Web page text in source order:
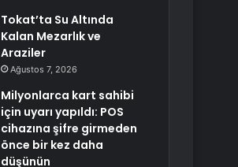
Tokat’ta Su Altında
Kalan Mezarlık ve
Araziler
Ağustos 7, 2026
Milyonlarca kart sahibi
için uyarı yapıldı: POS
cihazına şifre girmeden
önce bir kez daha
düşünün